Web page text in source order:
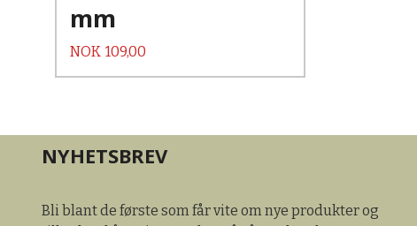
mm
Pris
NOK 109,00
NYHETSBREV
Bli blant de første som får vite om nye produkter og